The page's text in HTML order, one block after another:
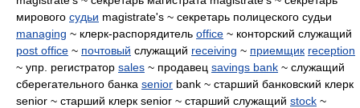
мирового судьи magistrate's ~ секретарь полицеского судьи
managing ~ клерк-распорядитель office ~ конторский служащий
post office ~ почтовый служащий receiving ~ приемщик reception
~ упр. регистратор sales ~ продавец savings bank ~ служащий
сберегательного банка senior bank ~ старший банковский клерк
senior ~ старший клерк senior ~ старший служащий stock ~